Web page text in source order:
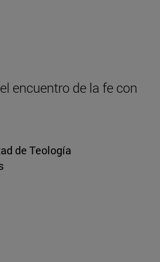
encuentro de la fe con
de Teología